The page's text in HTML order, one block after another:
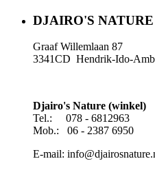
DJAIRO'S NATURE
Graaf Willemlaan 87
3341CD Hendrik-Ido-
Djairo's Nature (winkel)
Tel.: 078 - 6812963
Mob.: 06 - 2387 6950
E-mail: